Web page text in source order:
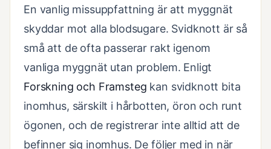
En vanlig missuppfattning är att myggnät
skyddar mot alla blodsugare. Svidknott är så
små att de ofta passerar rakt igenom
vanliga myggnät utan problem. Enligt
Forskning och Framsteg kan svidknott bita
inomhus, särskilt i hårbotten, öron och runt
ögonen, och de registrerar inte alltid att de
befinner sig inomhus. De följer med in när